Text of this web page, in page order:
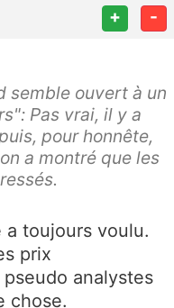
+ -
semble ouvert à un
Pas vrai, il y a
pour honnête,
a montré que les
a toujours voulu.
prix
analystes
chose.